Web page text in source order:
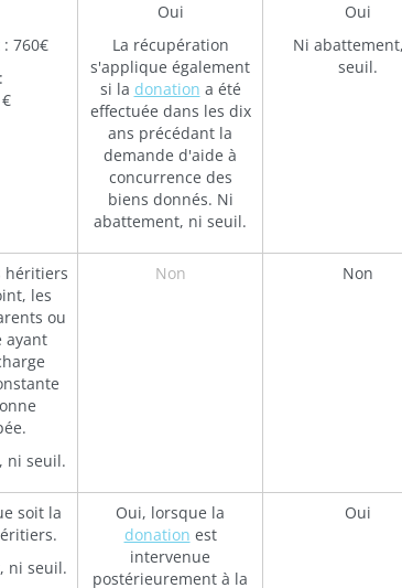
760€
Oui
La récupération
s'applique également
si la donation a été
effectuée dans les dix
ans précédant la
demande d'aide à
concurrence des
biens donnés. Ni
abattement, ni seuil.
Oui
Ni
seuil.
héritiers
les
ou
ayant
ni seuil.
Non Non
soit la
ni seuil.
Oui, lorsque la
donation est
intervenue
postérieurement à la
Oui